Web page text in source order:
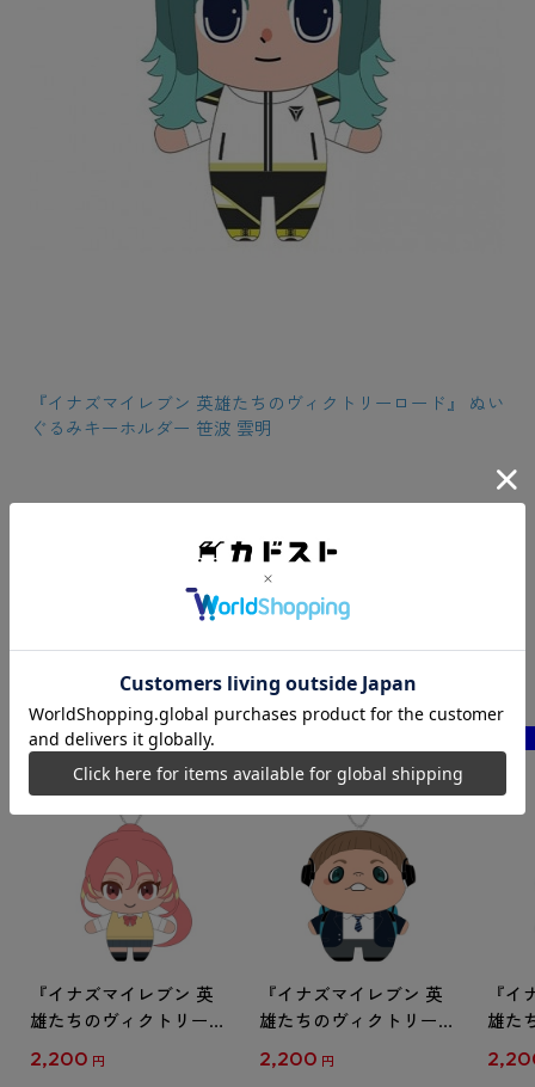
『イナズマイレブン 英雄たちのヴィクトリーロード』 ぬい
ぐるみキーホルダー 笹波 雲明
『イナズマイレブン 英
雄たちのヴィクトリーロ
ホルダー 忍原 来夏
2,200 円
『イナズマイレブン 英
雄たちのヴィクトリーロ
ホルダー 古道飼 亀雄
2,200 円
『
雄た
ホル